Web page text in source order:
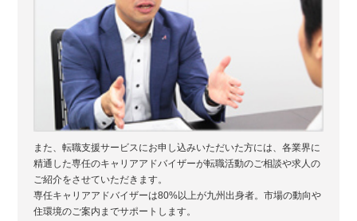
また、転職支援サービスにお申し込みいただいた方には、各業界に
精通した専任のキャリアアドバイザーが転職活動のご相談や求人の
ご紹介をさせていただきます。
専任キャリアアドバイザーは80%以上が九州出身者。市場の動向や
住環境のご案内までサポートします。